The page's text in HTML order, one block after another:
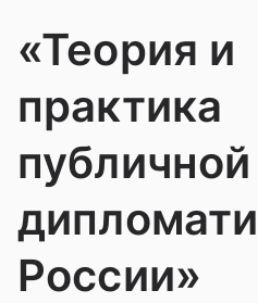
содержимому
«Теория и
практика
публичной
России»